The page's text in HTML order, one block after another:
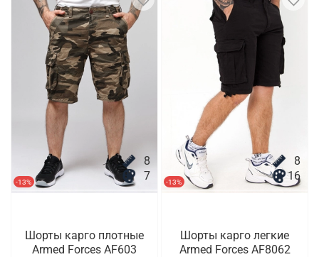
-13%
8
7
Шорты карго плотные
Armed Forces AF603
-13%
8
16
Шорты карго легкие
Armed Forces AF8062